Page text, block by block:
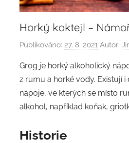
Horký koktejl –
Publikováno: 27. 8. 2021 Autor:
Grog je horký alkoholický
z rumu a horké vody. Existují i
nápoje, ve kterých se místo
alkohol, například koňak,
Historie